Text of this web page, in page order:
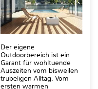
Der eigene
Outdoorbereich ist ein
Garant für wohltuende
Auszeiten vom bisweilen
trubeligen Alltag. Vom
ersten warmen